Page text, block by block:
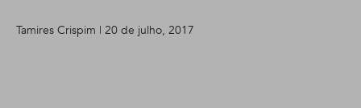
Tamires Crispim | 20 de julho, 2017